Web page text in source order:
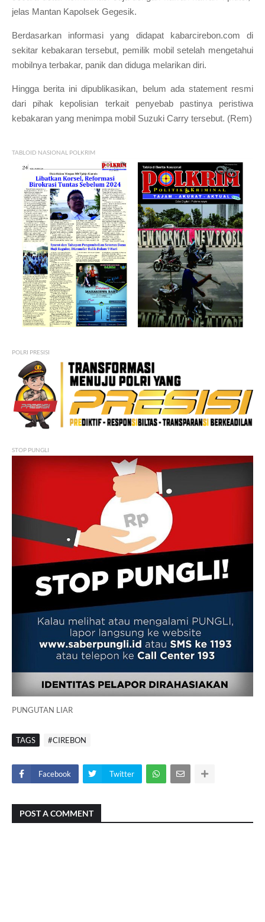
jelas Mantan Kapolsek Gegesik.
Berdasarkan informasi yang didapat kabarcirebon.com di
sekitar kebakaran tersebut, pemilik mobil setelah mengetahui
mobilnya terbakar, panik dan diduga melarikan diri.
Hingga berita ini dipublikasikan, belum ada statement resmi
dari pihak kepolisian terkait penyebab pastinya peristiwa
kebakaran yang menimpa mobil Suzuki Carry tersebut. (Rem)
TABLOID NASIONAL POLKRIM
POLRI PRESISI
STOP PUNGLI
PUNGUTAN LIAR
TAGS #CIREBON
Facebook Twitter
POST A COMMENT